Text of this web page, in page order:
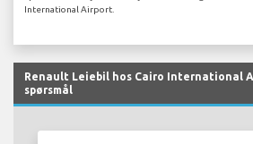
International Airport.
Renault Leiebil hos Cairo International
spørsmål